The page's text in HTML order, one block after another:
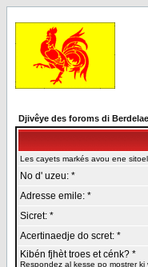
Djivêye des foroms di
Les cayets markés avou ene
No d' uzeu: *
Adresse emile: *
Sicret: *
Acertinaedje do scret: *
Kibén fjhèt troes et cénk? *
Respondez al kesse po mostrer